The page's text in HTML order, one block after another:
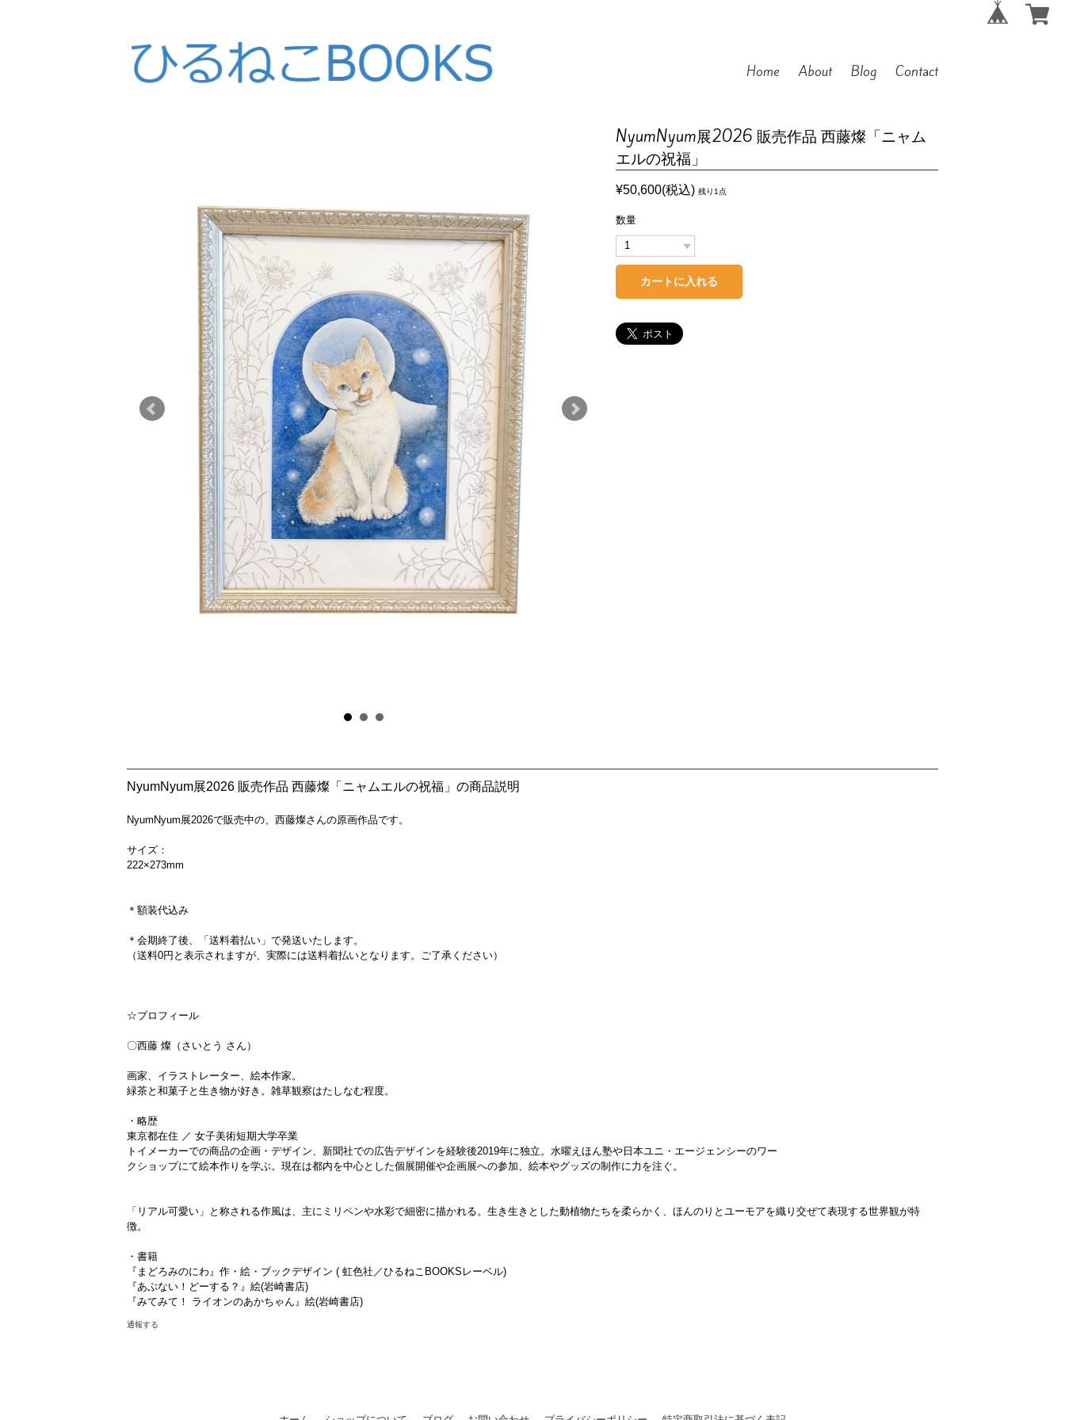
Home About Blog Contact
NyumNyum展2026 販売作品 西藤燦「ニャム
エルの祝福」
¥50,600(税込)残り1点
数量
NyumNyum展2026 販売作品 西藤燦「ニャムエルの祝福」の商品説明
NyumNyum展2026で販売中の、西藤燦さんの原画作品です。
サイズ：
222×273mm
＊額装代込み
＊会期終了後、「送料着払い」で発送いたします。
（送料0円と表示されますが、実際には送料着払いとなります。ご了承ください）
☆プロフィール
〇西藤 燦（さいとう さん）
画家、イラストレーター、絵本作家。
緑茶と和菓子と生き物が好き。雑草観察はたしなむ程度。
・略歴
東京都在住 ／ 女子美術短期大学卒業
トイメーカーでの商品の企画・デザイン、新聞社での広告デザインを経験後2019年に独立。水曜えほん塾や日本ユニ・エージェンシーのワー
クショップにて絵本作りを学ぶ。現在は都内を中心とした個展開催や企画展への参加、絵本やグッズの制作に力を注ぐ。
「リアル可愛い」と称される作風は、主にミリペンや水彩で細密に描かれる。生き生きとした動植物たちを柔らかく、ほんのりとユーモアを織り交ぜて表現する世界観が特
徴。
・書籍
『まどろみのにわ』作・絵・ブックデザイン ( 虹色社／ひるねこBOOKSレーベル)
『あぶない！どーする？』絵(岩崎書店)
『みてみて！ ライオンのあかちゃん』絵(岩崎書店)
通報する